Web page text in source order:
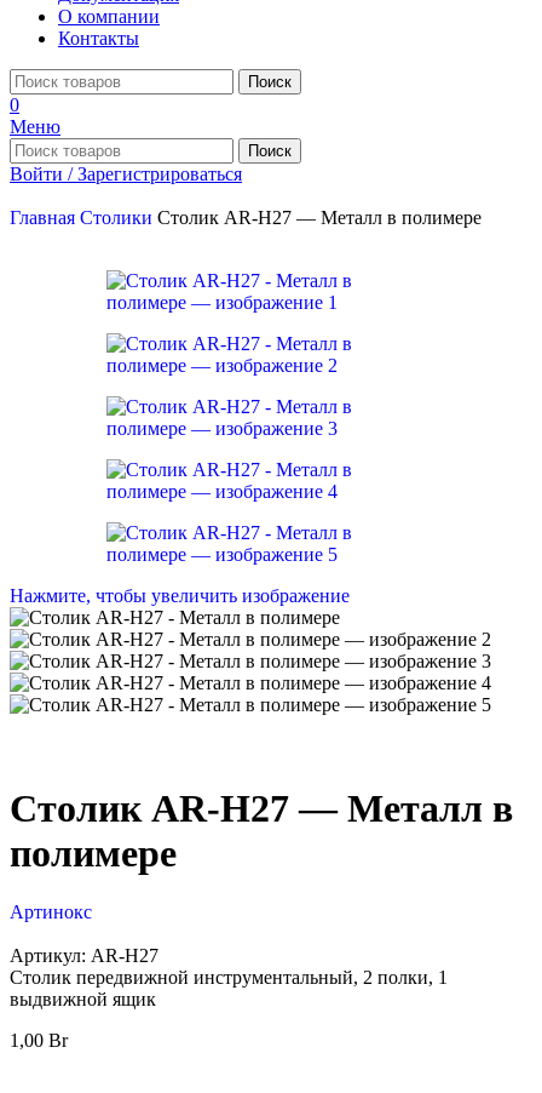
О компании
Контакты
Поиск
0
Меню
Поиск
Войти / Зарегистрироваться
Главная Столики Столик AR-H27 — Металл в полимере
Нажмите, чтобы увеличить изображение
Столик AR-H27 — Металл в
полимере
Артинокс
Артикул: AR-H27
Столик передвижной инструментальный, 2 полки, 1
выдвижной ящик
1,00 Br